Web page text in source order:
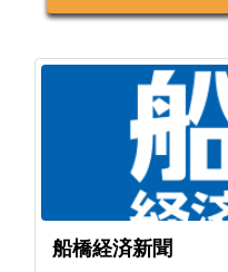
船橋経済新聞